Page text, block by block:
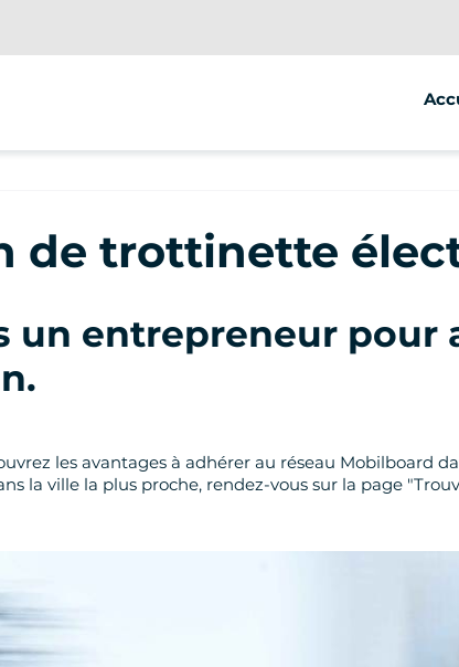
de trottinette
un entrepreneur pour
.
les avantages à adhérer au réseau Mobilboard
la ville la plus proche, rendez-vous sur la page